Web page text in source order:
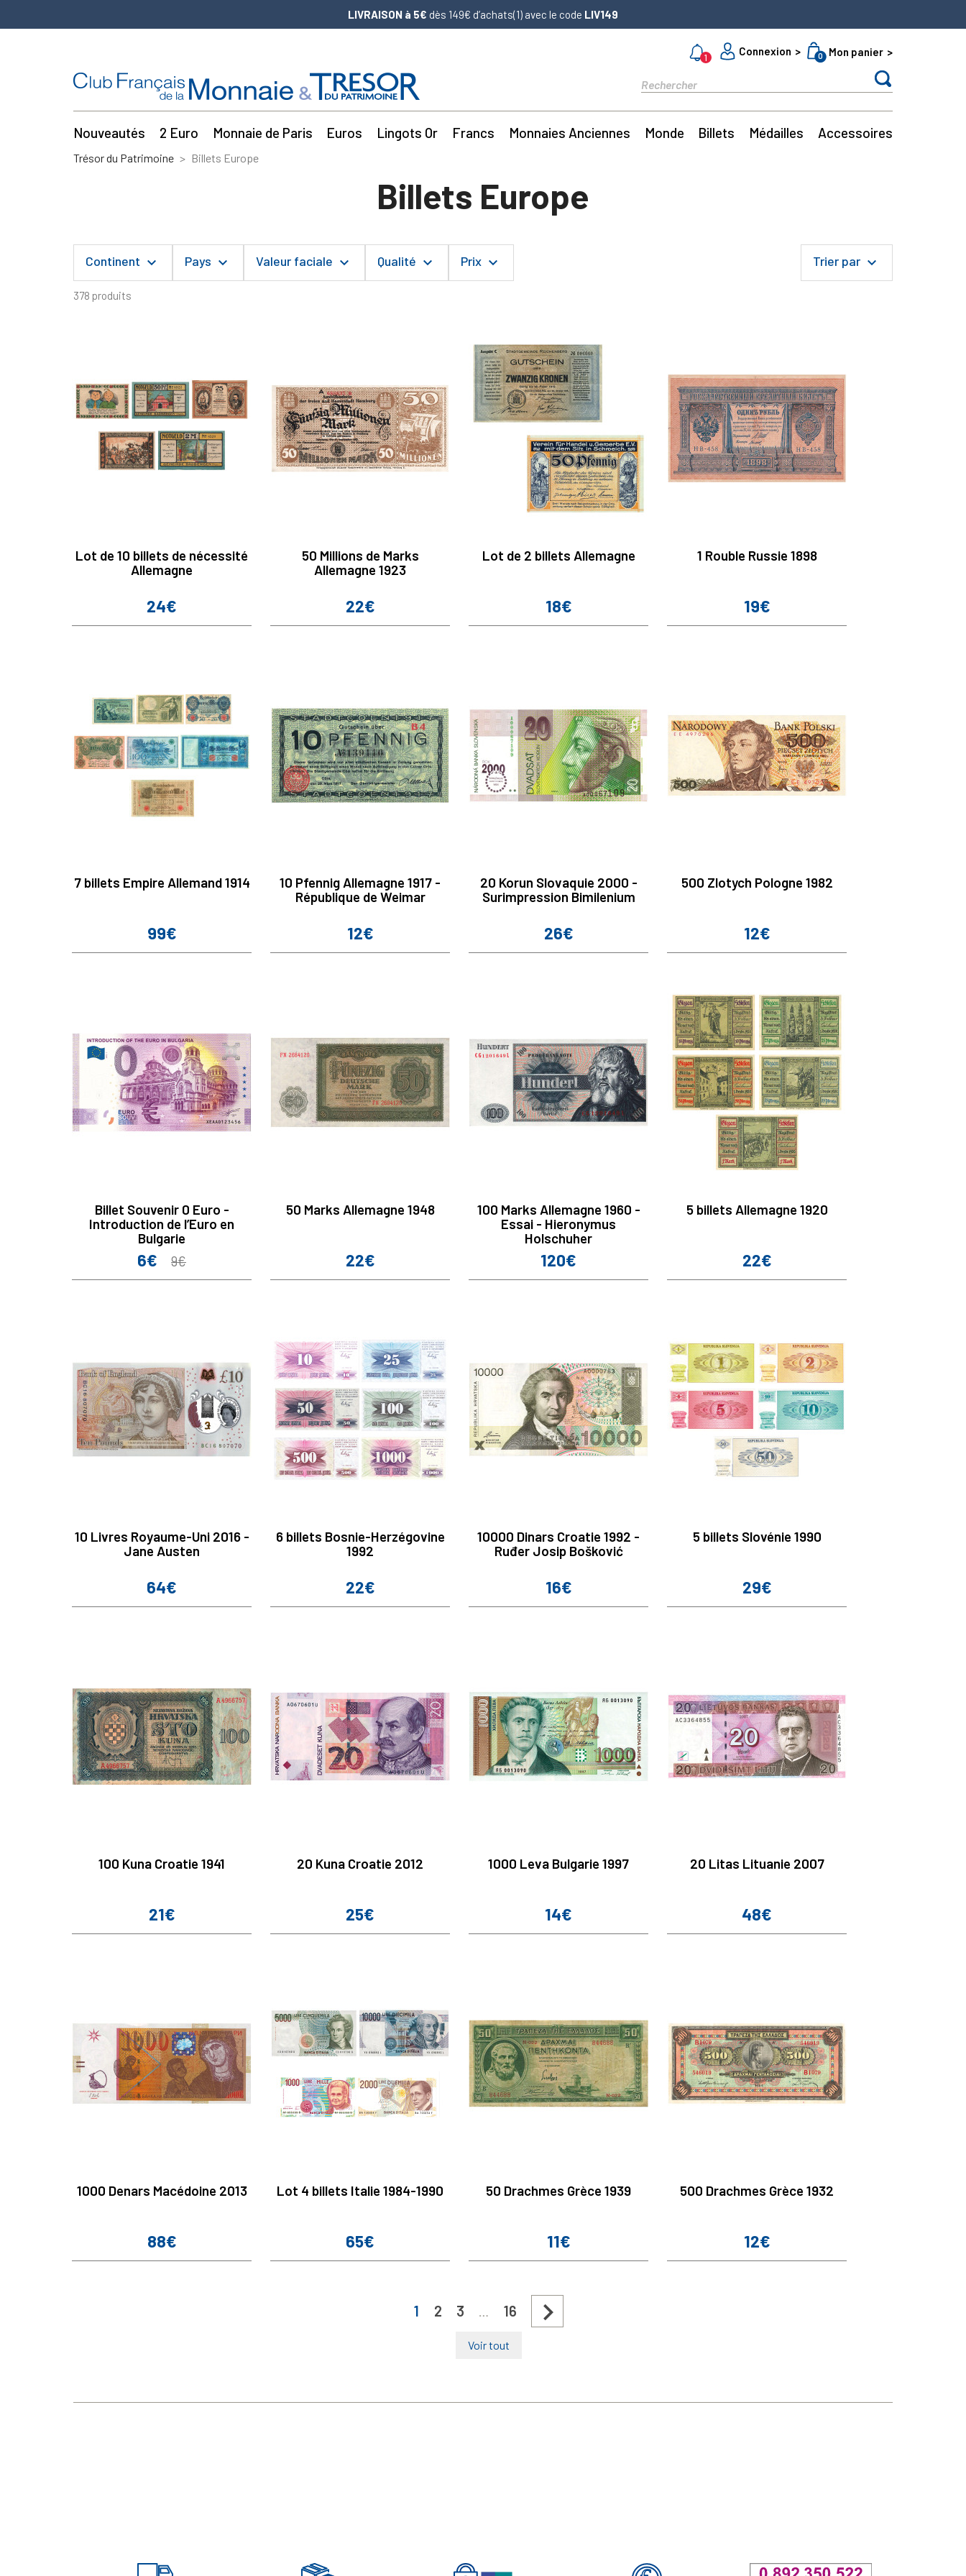
LIVRAISON à 5€ dès 149€ d’achats(1) avec le code LIV149
1
Connexion 0 Mon panier
Nouveautés 2 Euro Monnaie de Paris Euros Lingots Or Francs Monnaies Anciennes Monde Billets Médailles Accessoires
Trésor du Patrimoine Billets Europe
Billets Europe
Continent keyboard_arrow_down Pays keyboard_arrow_down Valeur faciale keyboard_arrow_down Qualité keyboard_arrow_down Prix keyboard_arrow_down Trier par keyboard_arrow_down
378 produits
Lot de 10 billets de nécessité
Allemagne
Prix
24€
50 Millions de Marks
Allemagne 1923
Prix
22€
Lot de 2 billets Allemagne
Prix
18€
1 Rouble Russie 1898
Prix
19€
7 billets Empire Allemand 1914
Prix
99€
10 Pfennig Allemagne 1917 -
République de Weimar
Prix
12€
20 Korun Slovaquie 2000 -
Surimpression Bimilenium
Prix
26€
500 Zlotych Pologne 1982
Prix
12€
Billet Souvenir 0 Euro -
Introduction de l’Euro en
Bulgarie
Prix
6€
Prix
9€
50 Marks Allemagne 1948
Prix
22€
100 Marks Allemagne 1960 -
Essai - Hieronymus
Holschuher
Prix
120€
5 billets Allemagne 1920
Prix
22€
10 Livres Royaume-Uni 2016 -
Jane Austen
Prix
64€
6 billets Bosnie-Herzégovine
1992
Prix
22€
10000 Dinars Croatie 1992 -
Ruđer Josip Bošković
Prix
16€
5 billets Slovénie 1990
Prix
29€
100 Kuna Croatie 1941
Prix
21€
20 Kuna Croatie 2012
Prix
25€
1000 Leva Bulgarie 1997
Prix
14€
20 Litas Lituanie 2007
Prix
48€
1000 Denars Macédoine 2013
Prix
88€
Lot 4 billets Italie 1984-1990
Prix
65€
50 Drachmes Grèce 1939
Prix
11€
500 Drachmes Grèce 1932
Prix
12€
1 2 3 16 
Voir tout